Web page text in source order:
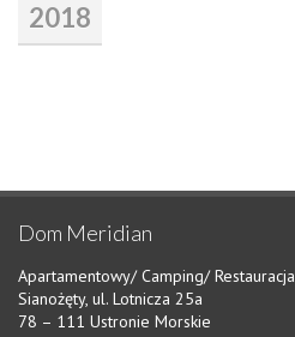
CENNIK
CAMPINGPLAN
ATRAKCJE
SERWIS
2018
Dom Meridian
Apartamentowy/ Camping/ Restauracja
Sianożęty, ul. Lotnicza 25a
78 – 111 Ustronie Morskie